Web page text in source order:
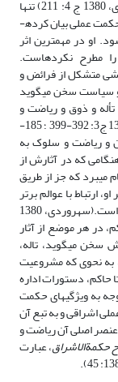
(سهروردی، 1380 ج 4: 211) تنها
عملی بیان کرده­
او در مهم­ترین اثر
مطرح نکرده­است.
متشکل از فرائض و
و سیاست سخن می­گوید
و ذوق و ریاضت و
ارتباط با عالم مثال را نیز متذکر می­شود ( سهروردی،1380 ج3: 392-399 ؛ 185-
اهمیت عرفان و ریاضت و سلوک به
که در آثارش از
می­برد که جز از طریق
با عوالم برتر
بخصوص عالم مثال و لذت مورد نظرش، لذت روحانی است.(سهروردی، 1380
در هر موضع از آثار
می­گوید، تاله،
به نحوی که مشروعیت
حاکم، دستورات اداره
عالم دریافت کند(همان: 184-188) با توجه به ویژگی­های حکمت
اشراقی و به تبع آن
اصلی آن ریاضت و
حکمة­الاشراق، عبارت